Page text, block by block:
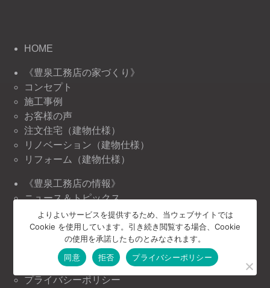
HOME
《豊泉工務店の家づくり》
コンセプト
施工事例
お客様の声
注文住宅（建物仕様）
リノベーション（建物仕様）
リフォーム（建物仕様）
《豊泉工務店の情報》
ニュース＆トピックス
イベント情報
《豊泉工務店について》
会社案内
お問い合わせ
プライバシーポリシー
よりよいサービスを提供するため、当ウェブサイトでは
Cookie を使用しています。引き続き閲覧する場合、Cookie
の使用を承諾したものとみなされます。
同意
拒否 プライバシーポリシー